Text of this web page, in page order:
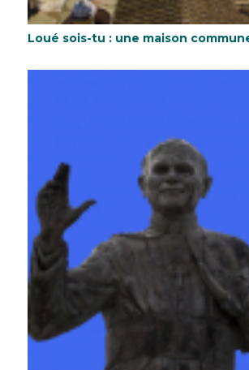
Loué sois-tu : une maison